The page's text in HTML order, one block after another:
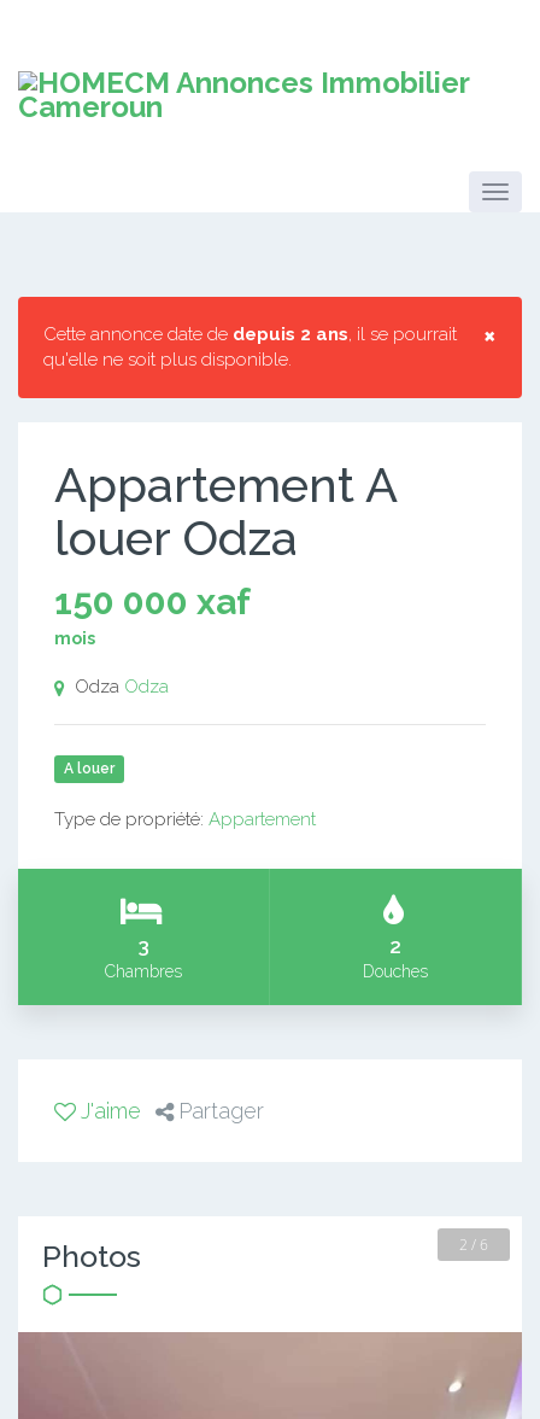
×
Cette annonce date de depuis 2 ans, il se pourrait
qu'elle ne soit plus disponible.
Appartement A
louer Odza
150 000 xaf
mois
Odza Odza
A louer
Type de propriété: Appartement
3
Chambres
2
Douches
J'aime Partager
Photos 2 / 6